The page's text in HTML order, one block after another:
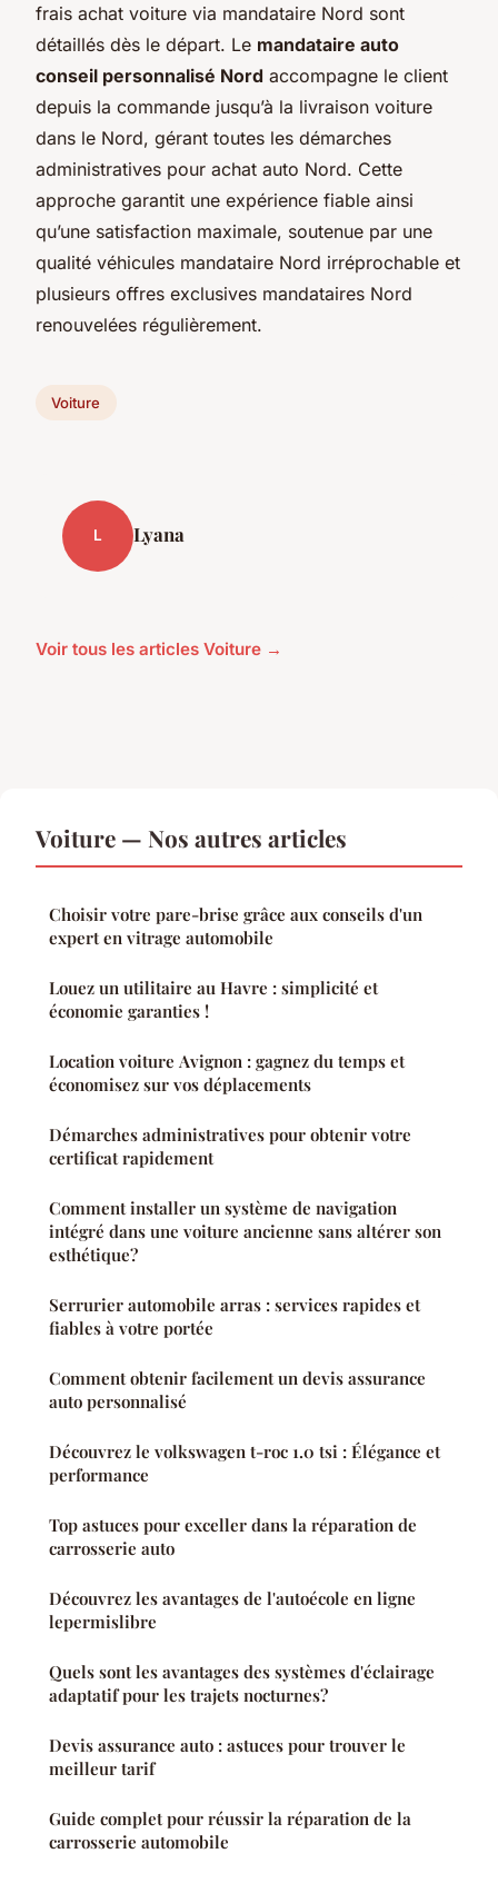
frais achat voiture via mandataire Nord sont
détaillés dès le départ. Le mandataire auto
conseil personnalisé Nord accompagne le client
depuis la commande jusqu’à la livraison voiture
dans le Nord, gérant toutes les démarches
administratives pour achat auto Nord. Cette
approche garantit une expérience fiable ainsi
qu’une satisfaction maximale, soutenue par une
qualité véhicules mandataire Nord irréprochable et
plusieurs offres exclusives mandataires Nord
renouvelées régulièrement.
Voiture
L Lyana
Voir tous les articles Voiture →
Voiture — Nos autres articles
Choisir votre pare-brise grâce aux conseils d'un
expert en vitrage automobile
Louez un utilitaire au Havre : simplicité et
économie garanties !
Location voiture Avignon : gagnez du temps et
économisez sur vos déplacements
Démarches administratives pour obtenir votre
certificat rapidement
Comment installer un système de navigation
intégré dans une voiture ancienne sans altérer son
esthétique?
Serrurier automobile arras : services rapides et
fiables à votre portée
Comment obtenir facilement un devis assurance
auto personnalisé
Découvrez le volkswagen t-roc 1.0 tsi : Élégance et
performance
Top astuces pour exceller dans la réparation de
carrosserie auto
Découvrez les avantages de l'autoécole en ligne
lepermislibre
Quels sont les avantages des systèmes d'éclairage
adaptatif pour les trajets nocturnes?
Devis assurance auto : astuces pour trouver le
meilleur tarif
Guide complet pour réussir la réparation de la
carrosserie automobile